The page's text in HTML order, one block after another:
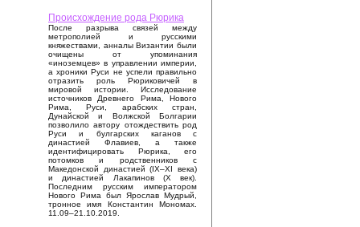
Происхождение рода Рюрика
После разрыва связей между
метрополией и русскими
княжествами, анналы Византии были
очищены от упоминания
«иноземцев» в управлении империи,
а хроники Руси не успели правильно
отразить роль Рюриковичей в
мировой истории. Исследование
источников Древнего Рима, Нового
Рима, Руси, арабских стран,
Дунайской и Волжской Болгарии
позволило автору отождествить род
Руси и булгарских каганов с
династией Флавиев, а также
идентифицировать Рюрика, его
потомков и родственников с
Македонской династией (IX–XI века)
и династией Лакапинов (X век).
Последним русским императором
Нового Рима был Ярослав Мудрый,
тронное имя Константин Мономах.
11.09–21.10.2019.